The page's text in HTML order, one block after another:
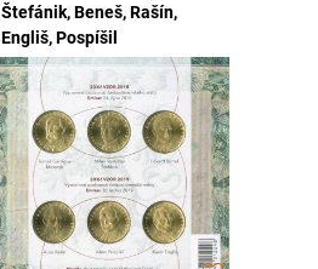
Štefánik, Beneš, Rašín,
Engliš, Pospíšil